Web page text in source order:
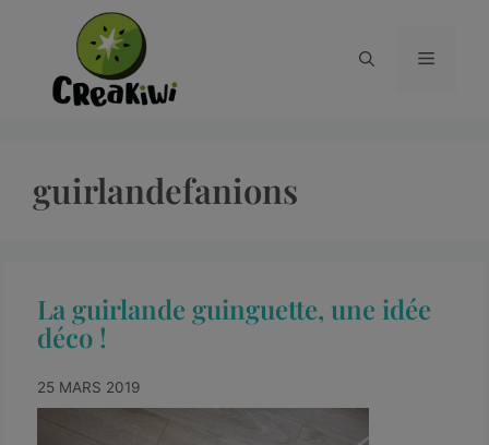
guirlandefanions
La guirlande guinguette, une idée
déco !
25 MARS 2019